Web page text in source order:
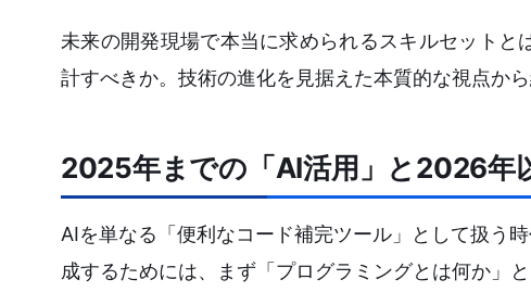
未来の開発現場で本当に求められるスキルセット
計すべきか。技術の進化を見据えた本質的な視点から
2025年までの「AI活用」と2026年
AIを単なる「便利なコード補完ツール」として扱う
成するためには、まず「プログラミングとは何か」